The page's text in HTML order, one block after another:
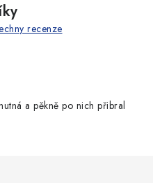
recenze
a pěkně po nich přibral